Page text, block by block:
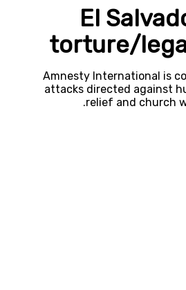
El
torture/
Amnesty International is
attacks directed against
relief and church